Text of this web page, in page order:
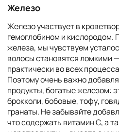
Железо
Железо участвует в
гемоглобином и кислородом.
железа, мы чувствуем
волосы становятся ломкими
практически во всех
Поэтому очень важно
продукты, богатые железом:
брокколи, бобовые, тофу,
гранаты. Не забывайте
что содержать витамин С, а